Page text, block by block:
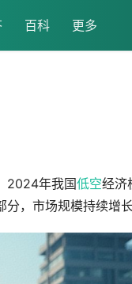
百科 更多
动，近年来发展迅速。‌初步估算，2024年我国低空经济
分，市场规模持续增